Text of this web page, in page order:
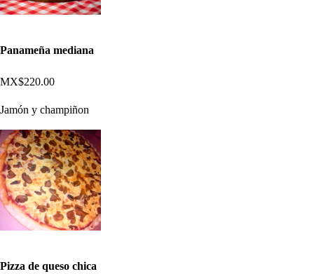
Panameña mediana
MX$220.00
Jamón y champiñon
Pizza de queso chica